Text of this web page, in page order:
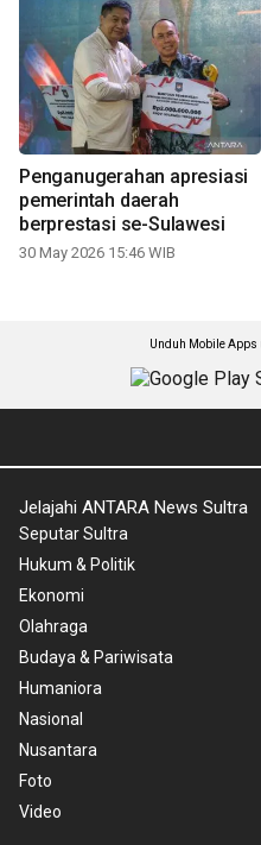
Penganugerahan apresiasi
pemerintah daerah
berprestasi se-Sulawesi
30 May 2026 15:46 WIB
Unduh Mobile Apps
Jelajahi ANTARA News Sultra
Seputar Sultra
Hukum & Politik
Ekonomi
Olahraga
Budaya & Pariwisata
Humaniora
Nasional
Nusantara
Foto
Video